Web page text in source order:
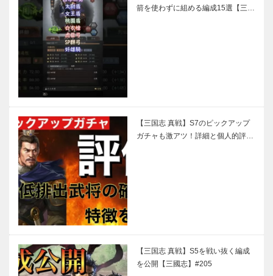
箭を使わずに組める編成15選【三…
【三国志 真戦】S7のピックアップ
ガチャも激アツ！詳細と個人的評…
【三国志 真戦】S5を戦い抜く編成
を公開【三國志】#205